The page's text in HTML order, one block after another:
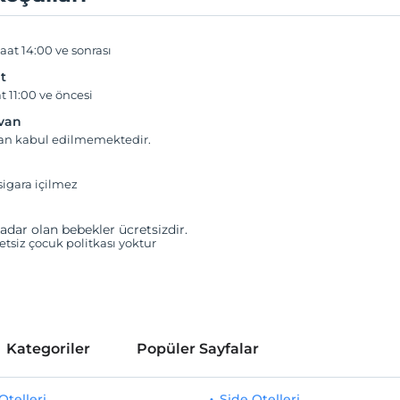
14:00 ve sonrası
11:00 ve öncesi
kabul edilmemektedir.
içilmez
olan bebekler ücretsizdir.
çocuk politkası yoktur
Kategoriler Popüler Sayfalar